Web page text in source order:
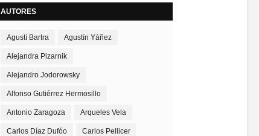
AUTORES
Agustí Bartra Agustín Yáñez
Alejandra Pizarnik
Alejandro Jodorowsky
Alfonso Gutiérrez Hermosillo
Antonio Zaragoza Arqueles Vela
Carlos Díaz Dufóo Carlos Pellicer